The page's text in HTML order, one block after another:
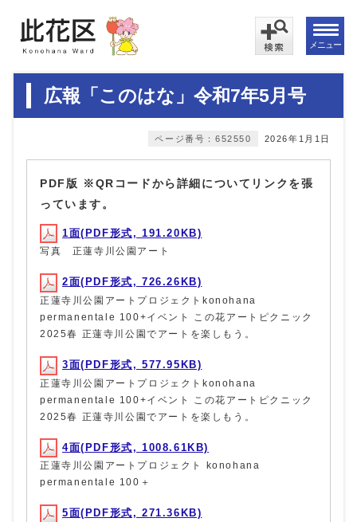
メニュー
広報「このはな」令和7年5月号
2026年1月1日
ページ番号：652550
PDF版 ※QRコードから詳細についてリンクを張
っています。
1面(PDF形式, 191.20KB)
写真 正蓮寺川公園アート
2面(PDF形式, 726.26KB)
正蓮寺川公園アートプロジェクトkonohana
permanentale 100+イベント この花アートピクニック
2025春 正蓮寺川公園でアートを楽しもう。
3面(PDF形式, 577.95KB)
正蓮寺川公園アートプロジェクトkonohana
permanentale 100+イベント この花アートピクニック
2025春 正蓮寺川公園でアートを楽しもう。
4面(PDF形式, 1008.61KB)
正蓮寺川公園アートプロジェクト konohana
permanentale 100＋
5面(PDF形式, 271.36KB)